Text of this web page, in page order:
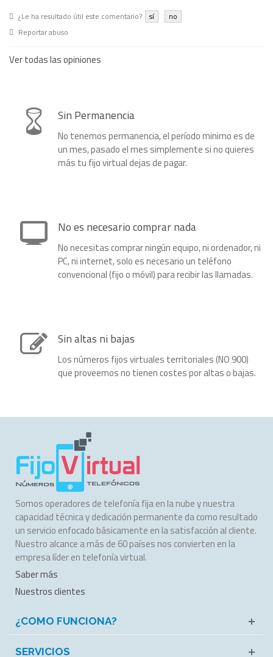
¿Le ha resultado útil este comentario? sí
no
Reportar abuso
Ver todas las opiniones
Sin Permanencia
No tenemos permanencia, el período minimo es de
un mes, pasado el mes simplemente si no quieres
más tu fijo virtual dejas de pagar.
No es necesario comprar nada
No necesitas comprar ningún equipo, ni ordenador, ni
PC, ni internet, solo es necesario un teléfono
convencional (fijo o móvil) para recibir las llamadas.
Sin altas ni bajas
Los números fijos virtuales territoriales (NO 900)
que proveemos no tienen costes por altas o bajas.
Somos operadores de telefonía fija en la nube y nuestra
capacidad técnica y dedicación permanente da como resultado
un servicio enfocado básicamente en la satisfacción al cliente.
Nuestro alcance a más de 60 países nos convierten en la
empresa líder en telefonía virtual.
Saber más
Nuestros clientes
¿COMO FUNCIONA?
SERVICIOS